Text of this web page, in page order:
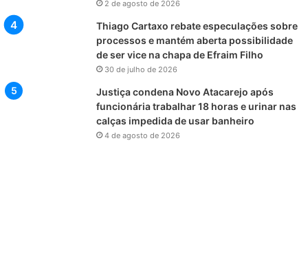
2 de agosto de 2026
Thiago Cartaxo rebate especulações sobre
processos e mantém aberta possibilidade
de ser vice na chapa de Efraim Filho
30 de julho de 2026
Justiça condena Novo Atacarejo após
funcionária trabalhar 18 horas e urinar nas
calças impedida de usar banheiro
4 de agosto de 2026